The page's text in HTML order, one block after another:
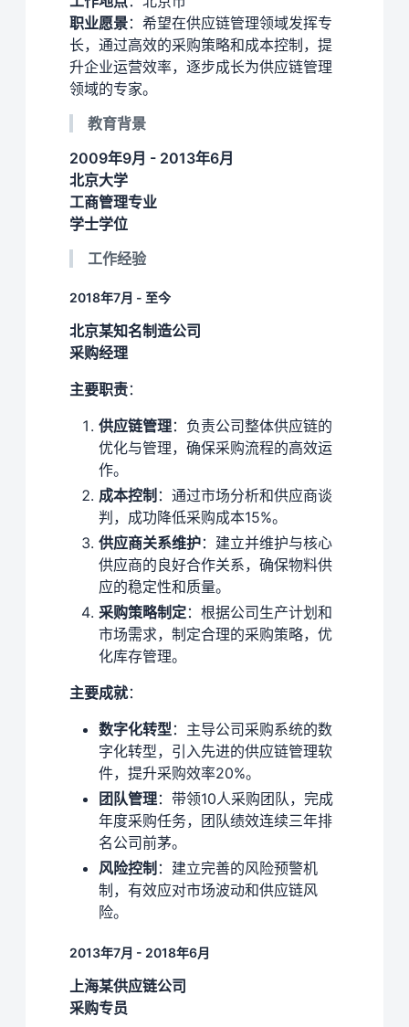
职业愿景：希望在供应链管理领域发挥专
长，通过高效的采购策略和成本控制，提
升企业运营效率，逐步成长为供应链管理
领域的专家。
教育背景
2009年9月 - 2013年6月
北京大学
工商管理专业
学士学位
工作经验
2018年7月 - 至今
北京某知名制造公司
采购经理
主要职责：
供应链管理：负责公司整体供应链的
优化与管理，确保采购流程的高效运
作。
成本控制 ：通过市场分析和供应商谈
判，成功降低采购成本15%。
供应商关系维护：建立并维护与核心
供应商的良好合作关系，确保物料供
应的稳定性和质量。
采购策略制定：根据公司生产计划和
市场需求，制定合理的采购策略，优
化库存管理。
主要成就：
数字化转型：主导公司采购系统的数
字化转型，引入先进的供应链管理软
件，提升采购效率20%。
团队管理：带领10人采购团队，完成
年度采购任务，团队绩效连续三年排
名公司前茅。
风险控制 ：建立完善的风险预警机
制，有效应对市场波动和供应链风
险。
2013年7月 - 2018年6月
上海某供应链公司
采购专员